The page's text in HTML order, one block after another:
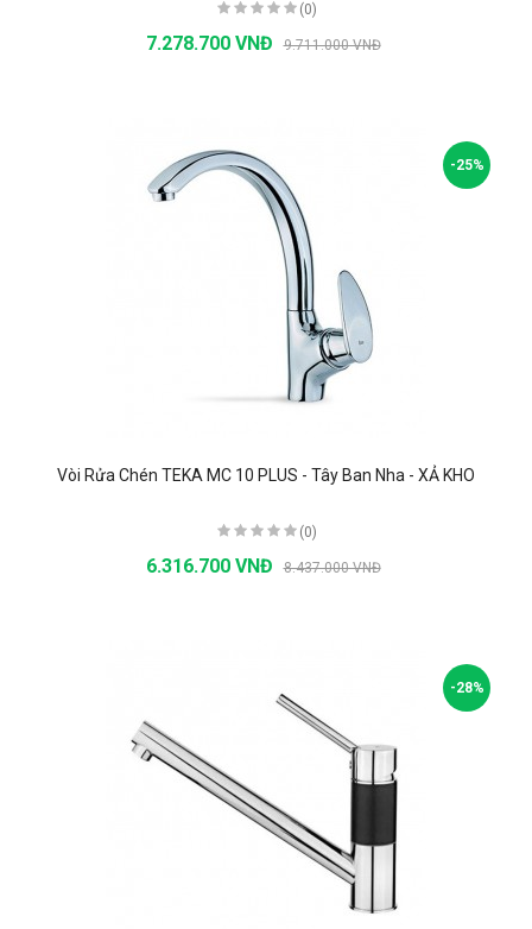
(0)
7.278.700 VNĐ 9.711.000 VNĐ
-25%
Vòi Rửa Chén TEKA MC 10 PLUS - Tây Ban Nha - XẢ KHO
(0)
6.316.700 VNĐ 8.437.000 VNĐ
-28%